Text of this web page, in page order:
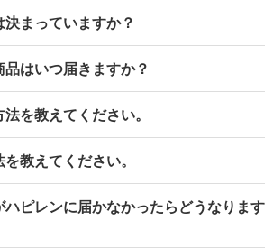
まっていますか？
はいつ届きますか？
を教えてください。
教えてください。
ピレンに届かなかったらどうなります